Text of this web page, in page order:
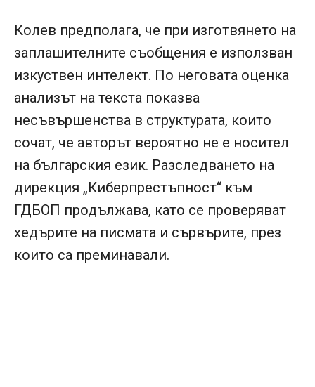
Колев предполага, че при изготвянето на
заплашителните съобщения е използван
изкуствен интелект. По неговата оценка
анализът на текста показва
несъвършенства в структурата, които
сочат, че авторът вероятно не е носител
на българския език. Разследването на
дирекция „Киберпрестъпност“ към
ГДБОП продължава, като се проверяват
хедърите на писмата и сървърите, през
които са преминавали.